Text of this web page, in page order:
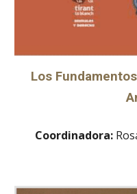
Los
Coordinadora: